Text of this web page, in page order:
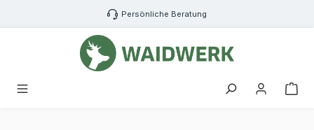
Zum Hauptinhalt springen Persönliche Beratung